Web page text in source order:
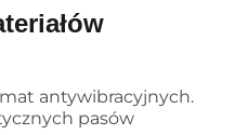
antywibracyjnych.
pasów